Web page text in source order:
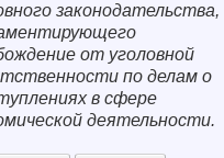
законодательства,
от уголовной
по делам о
в сфере
деятельности.